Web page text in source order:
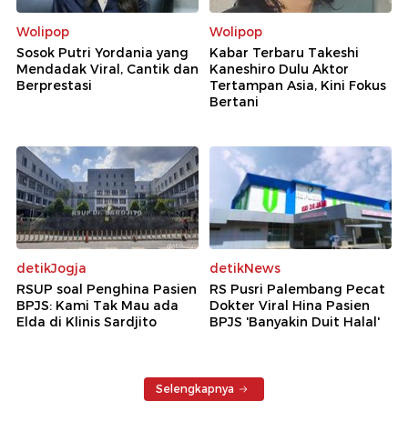
Wolipop
Sosok Putri Yordania yang
Mendadak Viral, Cantik dan
Berprestasi
Wolipop
Kabar Terbaru Takeshi
Kaneshiro Dulu Aktor
Tertampan Asia, Kini Fokus
Bertani
detikJogja
RSUP soal Penghina Pasien
BPJS: Kami Tak Mau ada
Elda di Klinis Sardjito
detikNews
RS Pusri Palembang Pecat
Dokter Viral Hina Pasien
BPJS 'Banyakin Duit Halal'
Selengkapnya